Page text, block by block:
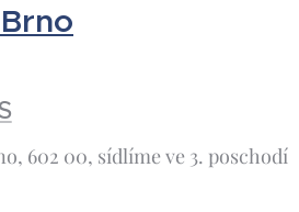
602 00, sídlíme ve 3. poschodí